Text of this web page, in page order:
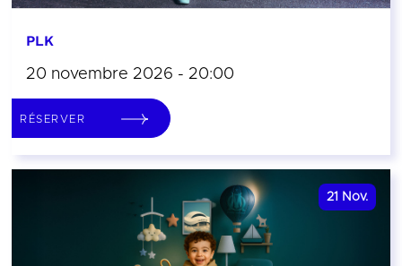
PLK
20 novembre 2026 - 20:00
RÉSERVER
21 Nov.